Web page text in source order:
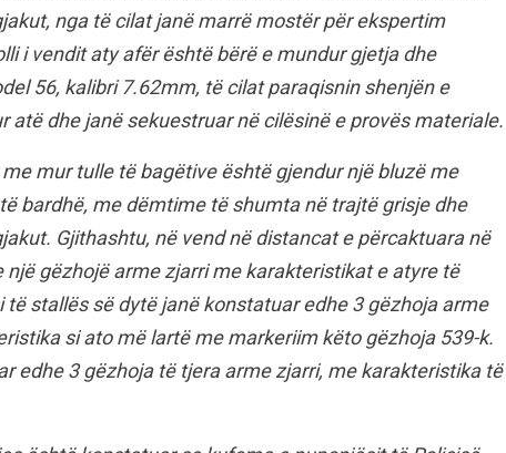
nga të cilat janë marrë mostër për ekspertim
i vendit aty afër është bërë e mundur gjetja dhe
56, kalibri 7.62mm, të cilat paraqisnin shenjën e
atë dhe janë sekuestruar në cilësinë e provës materiale.
mur tulle të bagëtive është gjendur një bluzë me
bardhë, me dëmtime të shumta në trajtë grisje dhe
Gjithashtu, në vend në distancat e përcaktuara në
gëzhojë arme zjarri me karakteristikat e atyre të
stallës së dytë janë konstatuar edhe 3 gëzhoja arme
si ato më lartë me markeriim këto gëzhoja 539-k.
edhe 3 gëzhoja të tjera arme zjarri, me karakteristika të